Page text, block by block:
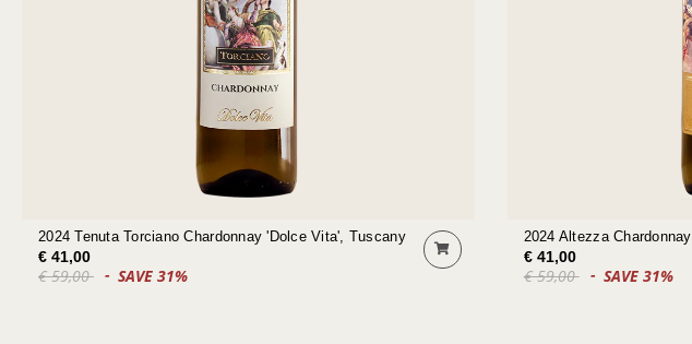
2024 Tenuta Torciano Chardonnay 'Dolce Vita', Tuscany
€ 41,00
€ 59,00 SAVE 31%
2024 Altezza Chardonnay
€ 41,00
€ 59,00 SAVE 31%